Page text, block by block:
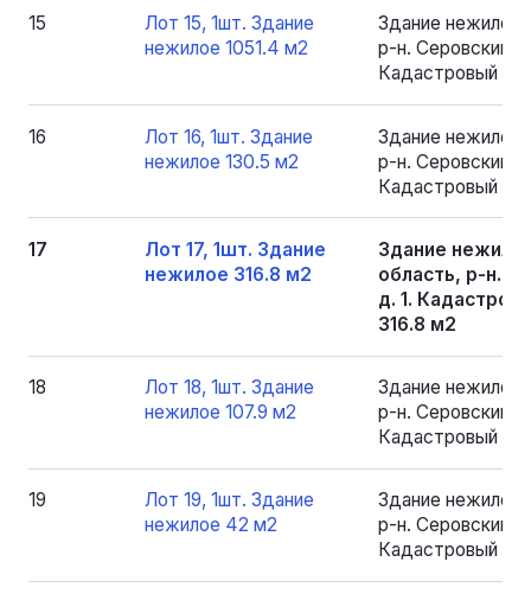
15
Лот 15, 1шт. Здание
нежилое 1051.4 м2
Здание нежилое
р-н. Серовский,
Кадастровый
16
Лот 16, 1шт. Здание
нежилое 130.5 м2
Здание нежилое
р-н. Серовский,
Кадастровый
17
Лот 17, 1шт. Здание
нежилое 316.8 м2
Здание
область, р-н.
д. 1.
316.8 м2
18
Лот 18, 1шт. Здание
нежилое 107.9 м2
Здание нежилое
р-н. Серовский,
Кадастровый
19
Лот 19, 1шт. Здание
нежилое 42 м2
Здание нежилое
р-н. Серовский,
Кадастровый